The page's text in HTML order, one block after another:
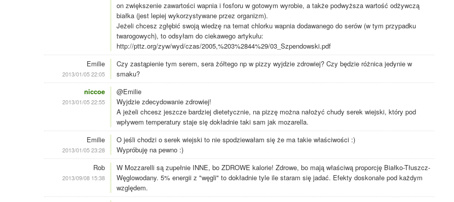
on zwiększenie zawartości wapnia i fosforu w gotowym wyrobie, a także podwyższa wartość odżywczą
białka (jest lepiej wykorzystywane przez organizm).
Jeżeli chcesz zgłębić swoją wiedzę na temat chlorku wapnia dodawanego do serów (w tym przypadku
twarogowych), to odsyłam do ciekawego artykułu:
http://pttz.org/zyw/wyd/czas/2005,%203%2844%29/03_Szpendowski.pdf
Emilie
2013/01/05 22:05
Czy zastąpienie tym serem, sera żółtego np w pizzy wyjdzie zdrowiej? Czy będzie różnica jedynie w
smaku?
niccoe
2013/01/05 22:55
@Emilie
Wyjdzie zdecydowanie zdrowiej!
A jeżeli chcesz jeszcze bardziej dietetycznie, na pizzę można nałożyć chudy serek wiejski, który pod
wpływem temperatury staje się dokładnie taki sam jak mozarella.
Emilie
2013/01/05 23:28
O jeśli chodzi o serek wiejski to nie spodziewałam się że ma takie właściwości :)
Wypróbuję na pewno :)
Rob
2013/09/08 15:38
W Mozzarelli są zupełnie INNE, bo ZDROWE kalorie! Zdrowe, bo mają właściwą proporcję Białko-Tłuszcz-
Węglowodany. 5% energii z "węgli" to dokładnie tyle ile staram się jadać. Efekty doskonałe pod każdym
względem.